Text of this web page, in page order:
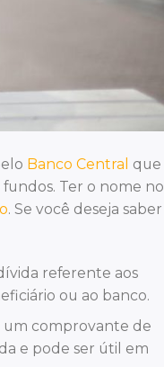
Banco Central que
Ter o nome no
. Se você deseja saber
referente aos
ou ao banco.
comprovante de
e pode ser útil em